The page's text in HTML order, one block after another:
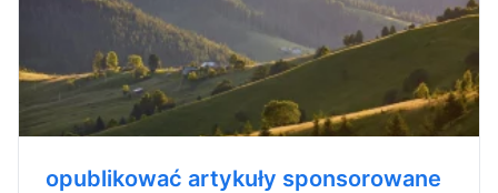
opublikować artykuły sponsorowane